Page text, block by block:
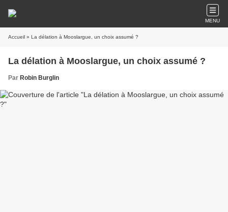
MENU
Accueil » La délation à Mooslargue, un choix assumé ?
La délation à Mooslargue, un choix assumé ?
Par Robin Burglin